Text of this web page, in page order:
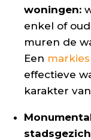
woningen:
enkel of
muren de
Een markies
effectieve
karakter